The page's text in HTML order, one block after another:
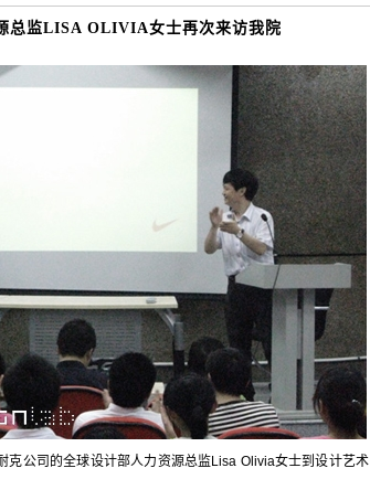
总监LISA OLIVIA女士再次来访我院
克公司的全球设计部人力资源总监Lisa Olivia女士到设计艺术